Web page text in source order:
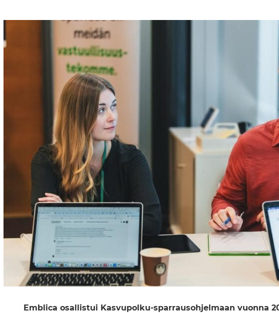
Emblica osallistui Kasvupolku-sparrausohjelmaan vuonna